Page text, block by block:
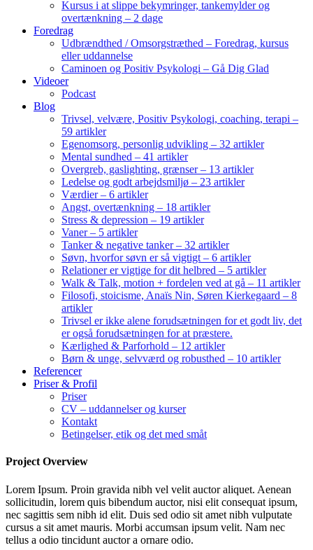
Kursus i at slippe bekymringer, tankemylder og
overtænkning – 2 dage
Foredrag
Udbrændthed / Omsorgstræthed – Foredrag, kursus
eller uddannelse
Caminoen og Positiv Psykologi – Gå Dig Glad
Videoer
Podcast
Blog
Trivsel, velvære, Positiv Psykologi, coaching, terapi –
59 artikler
Egenomsorg, personlig udvikling – 32 artikler
Mental sundhed – 41 artikler
Overgreb, gaslighting, grænser – 13 artikler
Ledelse og godt arbejdsmiljø – 23 artikler
Værdier – 6 artikler
Angst, overtænkning – 18 artikler
Stress & depression – 19 artikler
Vaner – 5 artikler
Tanker & negative tanker – 32 artikler
Søvn, hvorfor søvn er så vigtigt – 6 artikler
Relationer er vigtige for dit helbred – 5 artikler
Walk & Talk, motion + fordelen ved at gå – 11 artikler
Filosofi, stoicisme, Anaïs Nin, Søren Kierkegaard – 8
artikler
Trivsel er ikke alene forudsætningen for et godt liv, det
er også forudsætningen for at præstere.
Kærlighed & Parforhold – 12 artikler
Børn & unge, selvværd og robusthed – 10 artikler
Referencer
Priser & Profil
Priser
CV – uddannelser og kurser
Kontakt
Betingelser, etik og det med småt
Project Overview
Lorem Ipsum. Proin gravida nibh vel velit auctor aliquet. Aenean
sollicitudin, lorem quis bibendum auctor, nisi elit consequat ipsum,
nec sagittis sem nibh id elit. Duis sed odio sit amet nibh vulputate
cursus a sit amet mauris. Morbi accumsan ipsum velit. Nam nec
tellus a odio tincidunt auctor a ornare odio.